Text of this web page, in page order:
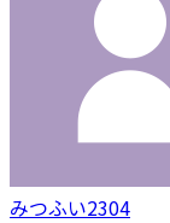
みつふい2304